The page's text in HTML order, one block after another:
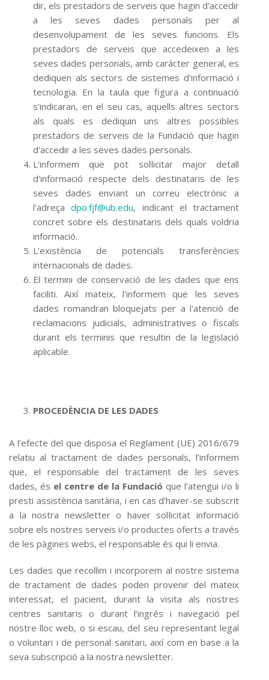
dir, els prestadors de serveis que hagin d'accedir
a les seves dades personals per al
desenvolupament de les seves funcions. Els
prestadors de serveis que accedeixen a les
seves dades personals, amb caràcter general, es
dediquen als sectors de sistemes d'informació i
tecnologia. En la taula que figura a continuació
s'indicaran, en el seu cas, aquells altres sectors
als quals es dediquin uns altres possibles
prestadors de serveis de la Fundació que hagin
d'accedir a les seves dades personals.
L'informem que pot sol·licitar major detall
d'informació respecte dels destinataris de les
seves dades enviant un correu electrònic a
l'adreçadpo.fjf@ub.edu, indicant el tractament
concret sobre els destinataris dels quals voldria
informació.
L'existència de potencials transferències
internacionals de dades.
El termini de conservació de les dades que ens
faciliti. Així mateix, l'informem que les seves
dades romandran bloquejats per a l'atenció de
reclamacions judicials, administratives o fiscals
durant els terminis que resultin de la legislació
aplicable.
PROCEDÈNCIA DE LES DADES
A l’efecte del que disposa el Reglament (UE) 2016/679
relatiu al tractament de dades personals, l’informem
que, el responsable del tractament de les seves
dades, és el centre de la Fundació que l’atengui i/o li
presti assistència sanitària, i en cas d’haver-se subscrit
a la nostra newsletter o haver sol·licitat informació
sobre els nostres serveis i/o productes oferts a través
de les pàgines webs, el responsable és qui li envia.
Les dades que recollim i incorporem al nostre sistema
de tractament de dades poden provenir del mateix
interessat, el pacient, durant la visita als nostres
centres sanitaris o durant l’ingrés i navegació pel
nostre lloc web, o si escau, del seu representant legal
o voluntari i de personal sanitari, així com en base a la
seva subscripció a la nostra newsletter.